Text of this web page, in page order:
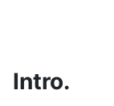
Intro.